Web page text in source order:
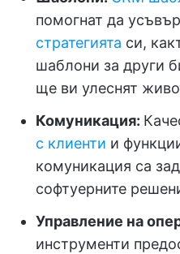
помогнат да
стратегията си,
шаблони за други
ще ви улеснят
Комуникация:
с клиенти и
комуникация са
софтуерните
Управление на
инструменти